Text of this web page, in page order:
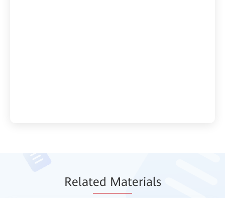
Related Materials